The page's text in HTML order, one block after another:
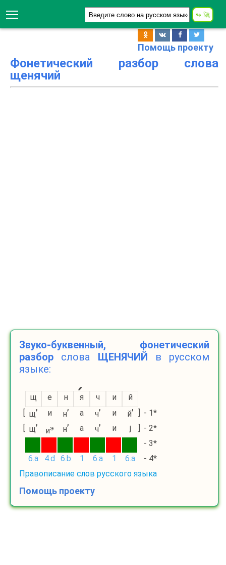
Помощь проекту
Фонетический разбор слова
щенячий
Звуко-буквенный, фонетический
разбор слова ЩЕНЯЧИЙ в русском
языке:
щ е н я ч и
й
[ щ’ и н’ а ч’ и й’ ] - 1*
[ щ’ иэ н’ а ч’ и ј ] - 2*
- 3*
6.a
4.d 6.b 1 6.a 1 6.a
- 4*
Правописание слов русского языка
Помощь проекту